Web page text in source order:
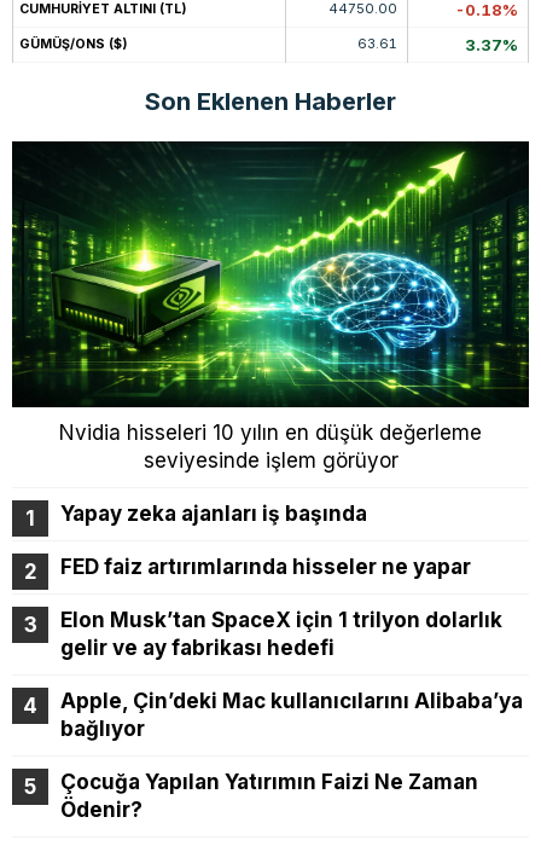
CUMHURİYET ALTINI (TL) 44750.00 -0.18%
GÜMÜŞ/ONS ($) 63.61 3.37%
Son Eklenen Haberler
Nvidia hisseleri 10 yılın en düşük değerleme
seviyesinde işlem görüyor
Yapay zeka ajanları iş başında
FED faiz artırımlarında hisseler ne yapar
Elon Musk’tan SpaceX için 1 trilyon dolarlık
gelir ve ay fabrikası hedefi
Apple, Çin’deki Mac kullanıcılarını Alibaba’ya
bağlıyor
Çocuğa Yapılan Yatırımın Faizi Ne Zaman
Ödenir?